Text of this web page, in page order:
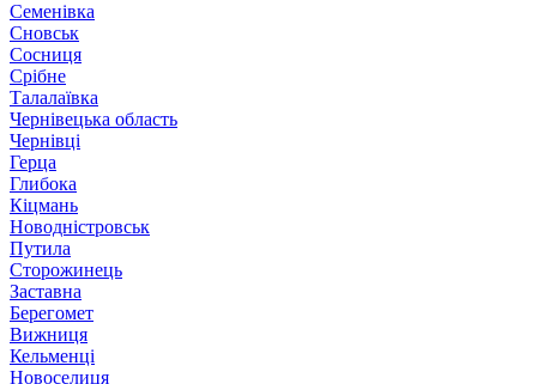
Семенівка
Сновськ
Сосниця
Срібне
Талалаївка
Чернівецька область
Чернівці
Герца
Глибока
Кіцмань
Новодністровськ
Путила
Сторожинець
Заставна
Берегомет
Вижниця
Кельменці
Новоселиця